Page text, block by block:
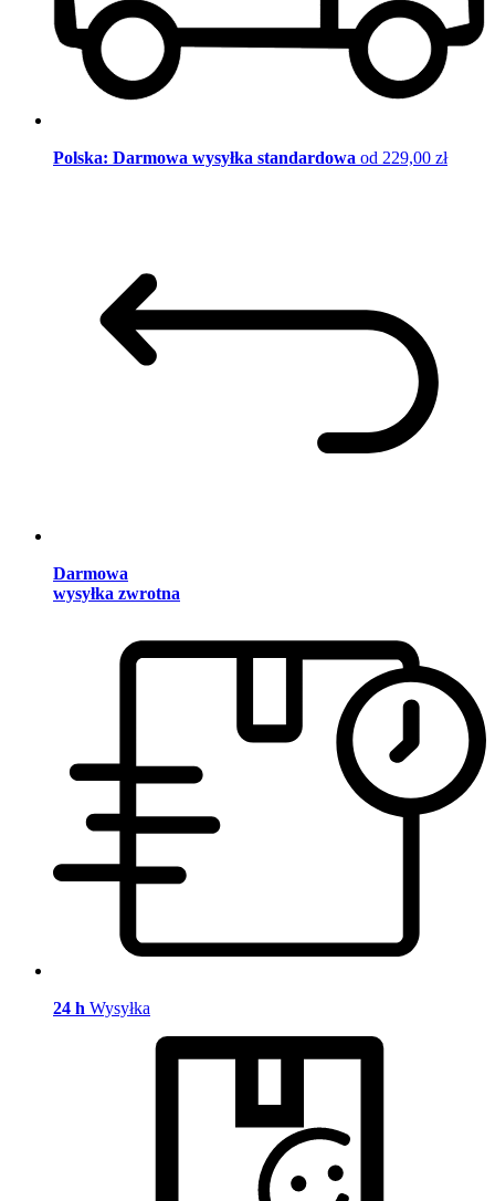
Polska: Darmowa wysyłka standardowa od 229,00 zł
Darmowa
wysyłka zwrotna
24 h Wysyłka